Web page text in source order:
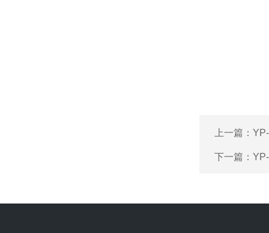
上一篇：
下一篇：